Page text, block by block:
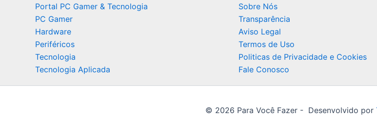
Portal PC Gamer & Tecnologia
PC Gamer
Hardware
Periféricos
Tecnologia
Tecnologia Aplicada
Sobre Nós
Transparência
Aviso Legal
Termos de Uso
Politicas de Privacidade e Cookies
Fale Conosco
© 2026 Para Você Fazer - Desenvolvido por